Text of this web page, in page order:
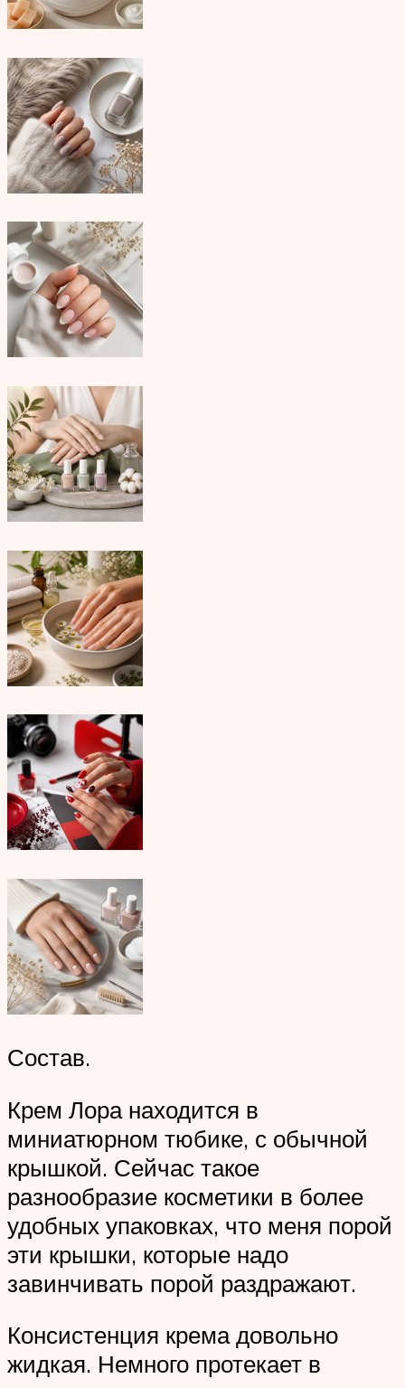
Состав.
Крем Лора находится в
миниатюрном тюбике, с обычной
крышкой. Сейчас такое
разнообразие косметики в более
удобных упаковках, что меня порой
эти крышки, которые надо
завинчивать порой раздражают.
Консистенция крема довольно
жидкая. Немного протекает в